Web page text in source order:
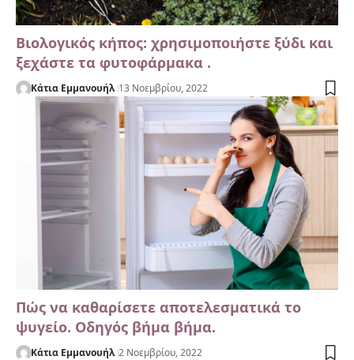
Βιολογικός κήπος: χρησιμοποιήστε ξύδι και
ξεχάστε τα φυτοφάρμακα .
Κάτια Εμμανουήλ 13 Νοεμβρίου, 2022
Πώς να καθαρίσετε αποτελεσματικά το
ψυγείο. Οδηγός βήμα βήμα.
Κάτια Εμμανουήλ 2 Νοεμβρίου, 2022